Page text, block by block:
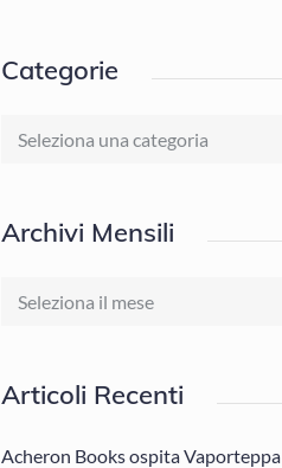
Categorie
Categorie
Archivi Mensili
Archivi
Articoli Recenti
Acheron Books ospita Vaporteppa